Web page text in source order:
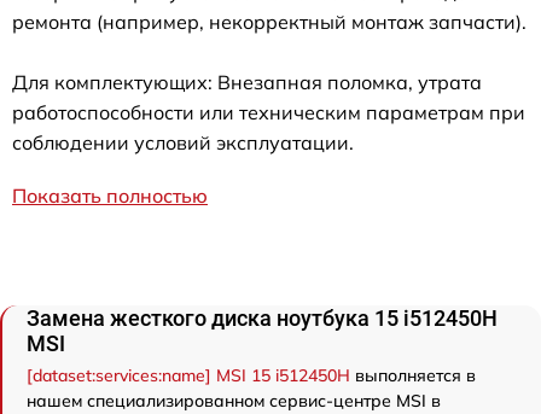
ремонта (например, некорректный монтаж запчасти).
Для комплектующих: Внезапная поломка, утрата
работоспособности или техническим параметрам при
соблюдении условий эксплуатации.
Показать полностью
Замена жесткого диска ноутбука 15 i512450H
MSI
[dataset:services:name] MSI 15 i512450H выполняется в
нашем специализированном сервис-центре MSI в